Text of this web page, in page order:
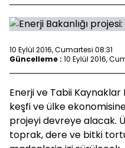
10 Eylül 2016, Cumartesi 08:31
Güncelleme : 10 Eylül 2016,
Enerji ve Tabii Kaynaklar
keşfi ve ülke
projeyi devreye alacak.
toprak, dere ve bitki